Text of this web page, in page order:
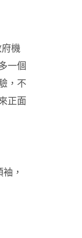
府機
一個
，不
正面
，